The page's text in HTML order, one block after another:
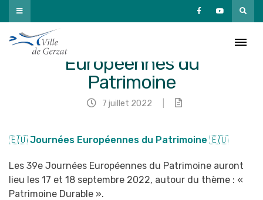
Passer
au
contenu
Européennes du
Patrimoine
7 juillet 2022
🇪🇺 Journées Européennes du Patrimoine 🇪🇺
Les 39e Journées Européennes du Patrimoine auront
lieu les 17 et 18 septembre 2022, autour du thème : «
Patrimoine Durable ».